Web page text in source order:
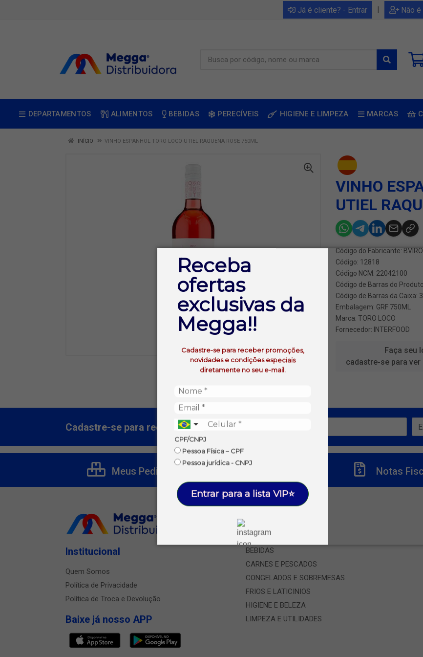
Receba
ofertas
exclusivas da
Megga!!
Cadastre-se para receber promoções,
novidades e condições especiais
diretamente no seu e-mail.
CPF/CNPJ
Pessoa Física – CPF
Pessoa jurídica - CNPJ
Entrar para a lista VIP⭐
Já é cliente? - Entrar | Não
DEPARTAMENTOS ALIMENTOS BEBIDAS PERECÍVEIS HIGIENE E LIMPEZA MARCAS
INÍCIO VINHO ESPANHOL TORO LOCO UTIEL RAQUENA ROSE 750ML
VINHO
UTIEL
Código do Fabricante:
Código: 12818
Código NCM: 22042100
Código de Barras do
Código de Barras da Caixa:
Embalagem: GRF 750ML
Marca: TORO LOCO
Fornecedor: INTERFOOD
Faça seu
cadastre-se para
Cadastre-se para receber nossas ofertas!
Meus Pedidos Notas
Institucional
Quem Somos
Política de Privacidade
Política de Troca e Devolução
Baixe já nosso APP
ALIMENTOS
BEBIDAS
CARNES E PESCADOS
CONGELADOS E SOBREMESAS
FRIOS E LATICINIOS
HIGIENE E BELEZA
LIMPEZA E UTILIDADES